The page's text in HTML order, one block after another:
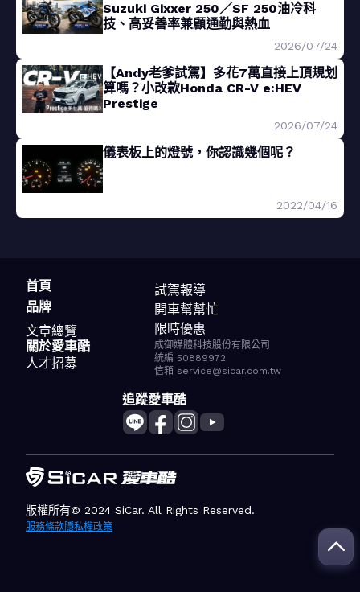
Suzuki Gixxer 250／SF 250油冷科
技、高妥善率兼顧通勤與熱血
2026/07/24
【Andy老爹試駕】多花7萬直接上頂規划
算嗎？小改款Honda CR-V e:HEV
Prestige
2026/07/24
儀表板上的燈號，你認識幾個呢？
2022/04/16
首頁
品牌
文章總覽
試駕報導
開車幫幫忙
限時優惠
關於愛車酷
人才招募
成御媒體科技股份有限公司
統編 50889972
信箱 service@sicar.com.tw
追蹤愛車酷
版權所有© 2024 SiCar. All Rights Reserved.
服務條款隱私權政策